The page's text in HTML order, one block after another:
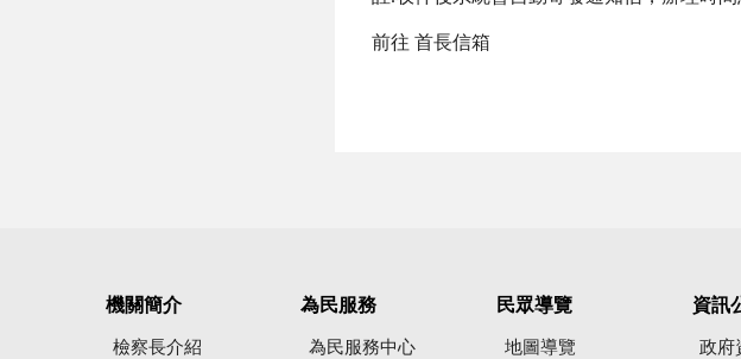
前往 首長信箱
機關簡介
檢察長介紹
為民服務
為民服務中心
民眾導覽
地圖導覽
資訊
政府